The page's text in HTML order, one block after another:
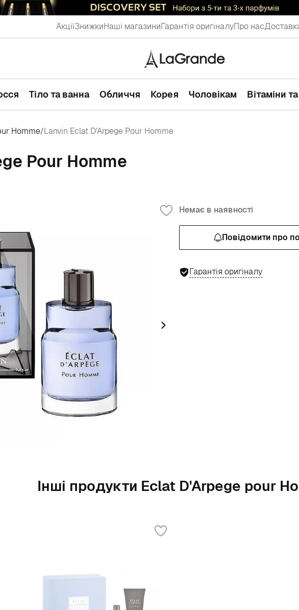
АкціїЗнижкиНаші магазиниГарантія оригіналуПро нас
Тіло та ванна Обличчя Корея Чоловікам Вітаміни
Homme/Lanvin Eclat D'Arpege Pour Homme
Pour Homme
Немає в наявності
Повідомити про
Гарантія оригіналу
Інші продукти Eclat D'Arpege pour